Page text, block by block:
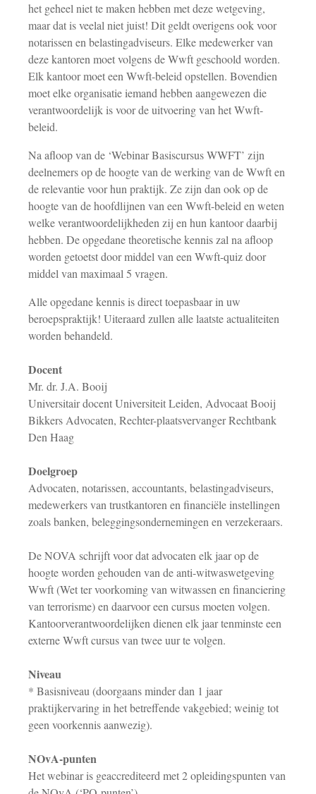
het geheel niet te maken hebben met deze wetgeving,
maar dat is veelal niet juist! Dit geldt overigens ook voor
notarissen en belastingadviseurs. Elke medewerker van
deze kantoren moet volgens de Wwft geschoold worden.
Elk kantoor moet een Wwft-beleid opstellen. Bovendien
moet elke organisatie iemand hebben aangewezen die
verantwoordelijk is voor de uitvoering van het Wwft-
beleid.
Na afloop van de ‘Webinar Basiscursus WWFT’ zijn
deelnemers op de hoogte van de werking van de Wwft en
de relevantie voor hun praktijk. Ze zijn dan ook op de
hoogte van de hoofdlijnen van een Wwft-beleid en weten
welke verantwoordelijkheden zij en hun kantoor daarbij
hebben. De opgedane theoretische kennis zal na afloop
worden getoetst door middel van een Wwft-quiz door
middel van maximaal 5 vragen.
Alle opgedane kennis is direct toepasbaar in uw
beroepspraktijk! Uiteraard zullen alle laatste actualiteiten
worden behandeld.
Docent
Mr. dr. J.A. Booij
Universitair docent Universiteit Leiden, Advocaat Booij
Bikkers Advocaten, Rechter-plaatsvervanger Rechtbank
Den Haag
Doelgroep
Advocaten, notarissen, accountants, belastingadviseurs,
medewerkers van trustkantoren en financiële instellingen
zoals banken, beleggingsondernemingen en verzekeraars.
De NOVA schrijft voor dat advocaten elk jaar op de
hoogte worden gehouden van de anti-witwaswetgeving
Wwft (Wet ter voorkoming van witwassen en financiering
van terrorisme) en daarvoor een cursus moeten volgen.
Kantoorverantwoordelijken dienen elk jaar tenminste een
externe Wwft cursus van twee uur te volgen.
Niveau
* Basisniveau (doorgaans minder dan 1 jaar
praktijkervaring in het betreffende vakgebied; weinig tot
geen voorkennis aanwezig).
NOvA-punten
Het webinar is geaccrediteerd met 2 opleidingspunten van